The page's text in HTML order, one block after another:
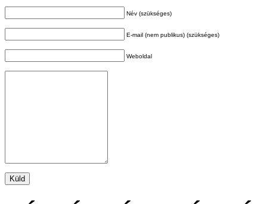
Név (szükséges)
E-mail (nem publikus) (szükséges)
Weboldal